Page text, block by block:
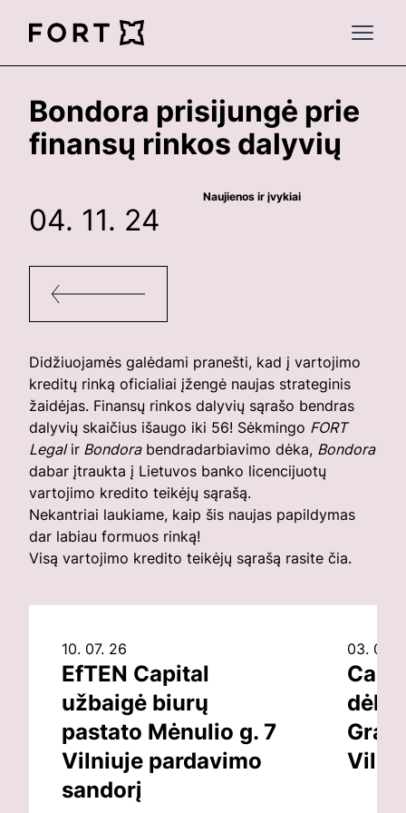
FortLegal
Open
Bondora prisijungė prie
finansų rinkos dalyvių
Naujienos ir įvykiai
04. 11. 24
Didžiuojamės galėdami pranešti, kad į vartojimo
kreditų rinką oficialiai įžengė naujas strateginis
žaidėjas. Finansų rinkos dalyvių sąrašo bendras
dalyvių skaičius išaugo iki 56! Sėkmingo FORT
Legalir Bondorabendradarbiavimo dėka, Bondora
dabar įtraukta į Lietuvos banko licencijuotų
vartojimo kredito teikėjų sąrašą.
Nekantriai laukiame, kaip šis naujas papildymas
dar labiau formuos rinką!
Visą vartojimo kredito teikėjų sąrašą rasite čia.
10. 07. 26
EfTEN Capital
užbaigė biurų
pastato Mėnulio g. 7
Vilniuje pardavimo
sandorį
03. 07.
dėl